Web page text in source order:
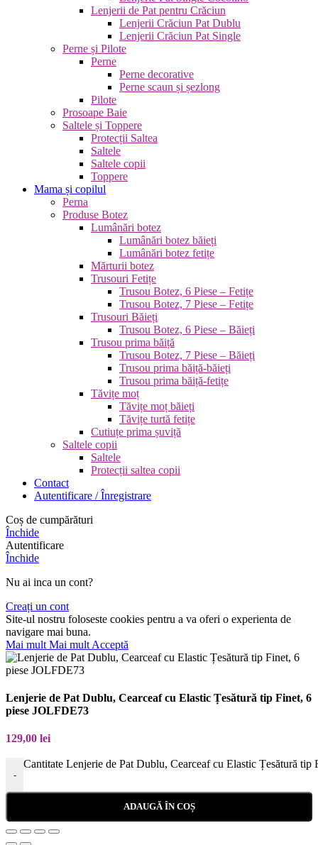
Lenjerii de Pat pentru Crăciun
Lenjerii Crăciun Pat Dublu
Lenjerii Crăciun Pat Single
Perne și Pilote
Perne
Perne decorative
Perne scaun și șezlong
Pilote
Prosoape Baie
Saltele și Toppere
Protecții Saltea
Saltele
Saltele copii
Toppere
Mama și copilul
Perna
Produse Botez
Lumânări botez
Lumânări botez băieți
Lumânări botez fetițe
Mărturii botez
Trusouri Fetițe
Trusou Botez, 6 Piese – Fetițe
Trusou Botez, 7 Piese – Fetițe
Trusouri Băieți
Trusou Botez, 6 Piese – Băieți
Trusou prima băiță
Trusou Botez, 7 Piese – Băieți
Trusou prima băiță-băieți
Trusou prima băiță-fetițe
Tăvițe moț
Tăvițe moț băieți
Tăvițe turtă fetițe
Cutiuțe prima șuviță
Saltele copii
Saltele
Protecții saltea copii
Contact
Autentificare / Înregistrare
Coș de cumpărături
Închide
Autentificare
Închide
Nu ai inca un cont?
Creați un cont
Site-ul nostru foloseste cookies pentru a va oferi o experienta de
navigare mai buna.
Mai mult Mai mult Acceptă
Lenjerie de Pat Dublu, Cearceaf cu Elastic Țesătură tip Finet, 6
piese JOLFDE73
129,00 lei
-
Cantitate Lenjerie de Pat Dublu, Cearceaf cu Elastic Țesătură
ADAUGĂ ÎN COȘ